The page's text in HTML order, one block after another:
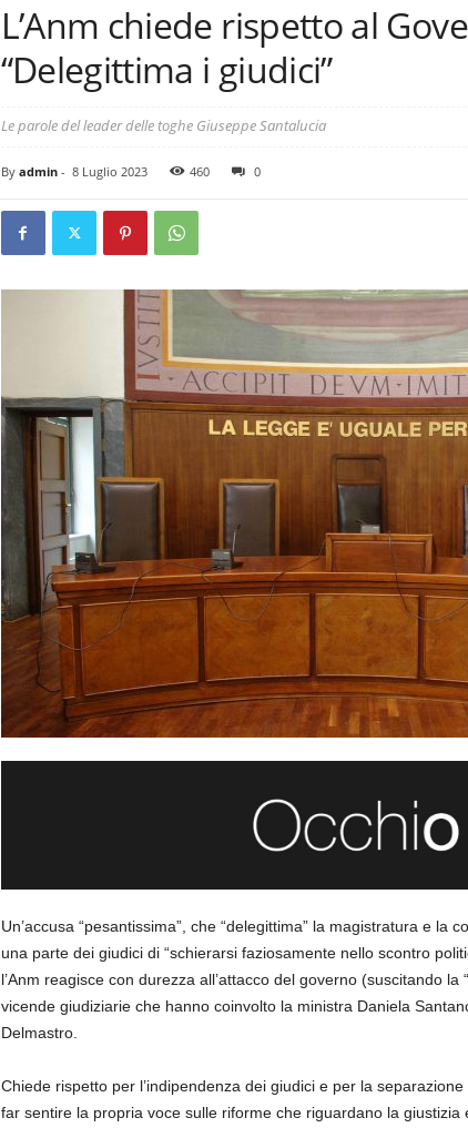
L’Anm chiede rispetto al
“Delegittima i giudici”
Le parole del leader delle toghe Giuseppe Santalucia
By admin- 8 Luglio 2023 460 0
Un’accusa “pesantissima”, che “delegittima” la magistratura e la
una parte dei giudici di “schierarsi faziosamente nello scontro
l’Anm reagisce con durezza all’attacco del governo (suscitando la
vicende giudiziarie che hanno coinvolto la ministra Daniela
Delmastro.
Chiede rispetto per l’indipendenza dei giudici e per la
far sentire la propria voce sulle riforme che riguardano la giustizia